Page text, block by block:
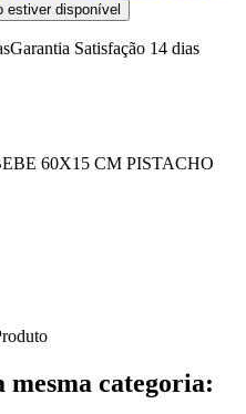
estiver disponível
Garantia Satisfação 14 dias
60X15 CM PISTACHO
mesma categoria: